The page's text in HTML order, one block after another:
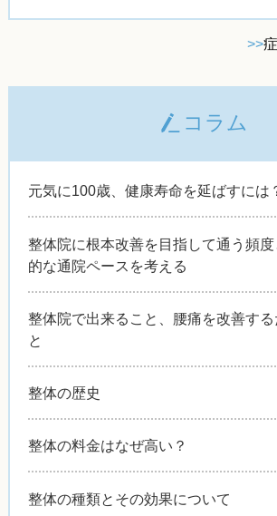
>>
コラム
元気に100歳、健康寿命を延ばすには
整体院に根本改善を目指して通う頻
的な通院ペースを考える
整体院で出来ること、腰痛を改善する
と
整体の歴史
整体の料金はなぜ高い？
整体の種類とその効果について